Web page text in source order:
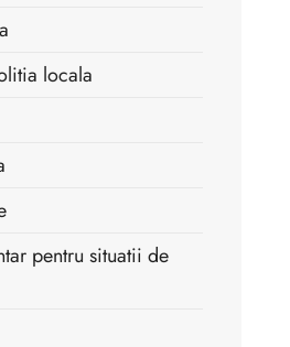
locala
pentru situatii de